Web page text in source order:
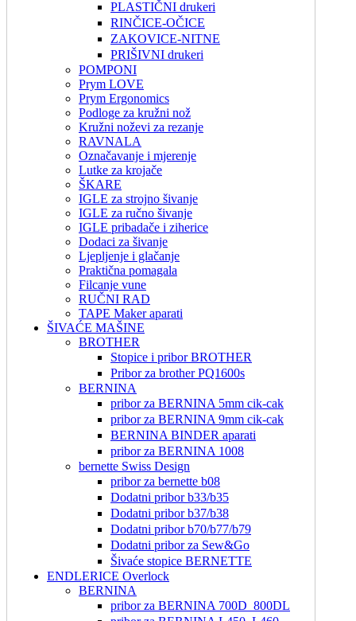
PLASTIČNI drukeri
RINČICE-OČICE
ZAKOVICE-NITNE
PRIŠIVNI drukeri
POMPONI
Prym LOVE
Prym Ergonomics
Podloge za kružni nož
Kružni noževi za rezanje
RAVNALA
Označavanje i mjerenje
Lutke za krojače
ŠKARE
IGLE za strojno šivanje
IGLE za ručno šivanje
IGLE pribadače i ziherice
Dodaci za šivanje
Ljepljenje i glačanje
Praktična pomagala
Filcanje vune
RUČNI RAD
TAPE Maker aparati
ŠIVAĆE MAŠINE
BROTHER
Stopice i pribor BROTHER
Pribor za brother PQ1600s
BERNINA
pribor za BERNINA 5mm cik-cak
pribor za BERNINA 9mm cik-cak
BERNINA BINDER aparati
pribor za BERNINA 1008
bernette Swiss Design
pribor za bernette b08
Dodatni pribor b33/b35
Dodatni pribor b37/b38
Dodatni pribor b70/b77/b79
Dodatni pribor za Sew&Go
Šivaće stopice BERNETTE
ENDLERICE Overlock
BERNINA
pribor za BERNINA 700D_800DL